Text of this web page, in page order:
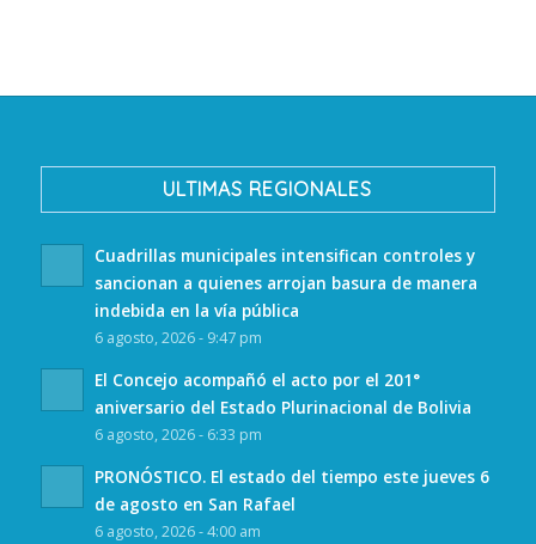
ULTIMAS REGIONALES
Cuadrillas municipales intensifican controles y
sancionan a quienes arrojan basura de manera
indebida en la vía pública
6 agosto, 2026 - 9:47 pm
El Concejo acompañó el acto por el 201°
aniversario del Estado Plurinacional de Bolivia
6 agosto, 2026 - 6:33 pm
PRONÓSTICO. El estado del tiempo este jueves 6
de agosto en San Rafael
6 agosto, 2026 - 4:00 am